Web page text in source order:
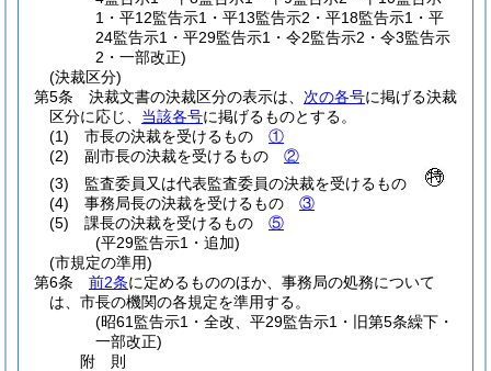
1・平12監告示1・平13監告示2・平18監告示1・平
24監告示1・平29監告示1・令2監告示2・令3監告示
2・一部改正)
(決裁区分)
第5条
決裁文書の決裁区分の表示は、 次の各号に掲げる決裁
区分に応じ、 当該各号に掲げるものとする。
(1)
市長の決裁を受けるもの ①
(2)
副市長の決裁を受けるもの ②
(3)
監査委員又は代表監査委員の決裁を受けるもの
(4)
事務局長の決裁を受けるもの ③
(5)
課長の決裁を受けるもの ⑤
(平29監告示1・追加)
(市規定の準用)
第6条
前2条に定めるもののほか、事務局の処務について
は、市長の機関の各規定を準用する。
(昭61監告示1・全改、平29監告示1・旧第5条繰下・
一部改正)
附 則